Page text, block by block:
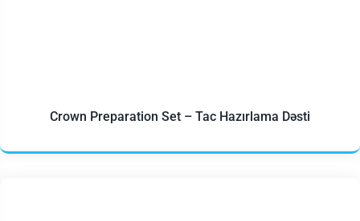
Crown Preparation Set – Tac Hazırlama Dəsti